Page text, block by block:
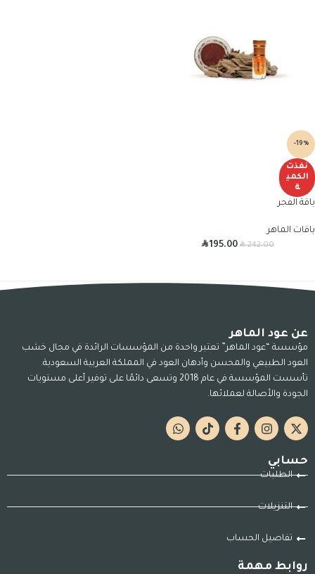
-19%
نفذت
الكمي
ة
باقة الفجر
باقات الماهر
R242.00
R195.00
عن عود الماهر
مؤسسة “عود الماهر” تعتبر واحدة من المؤسسات الرائدة في مجال خشب
العود الطبيعي والمحسن وأدهان العود في المملكة العربية السعودية.
تأسست المؤسسة في عام 2018 وتسعى دائمًا على توفير أعلى مستويات
الجودة والأصالة لعملائها.
حسابي
الطلبات
التنزيلات
تفاصيل الحساب
روابط مهمة